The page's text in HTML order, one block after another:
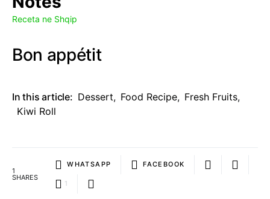
Receta ne Shqip
Bon appétit
In this article: Dessert, Food Recipe, Fresh Fruits,
Kiwi Roll
1
SHARES
WHATSAPP FACEBOOK
1